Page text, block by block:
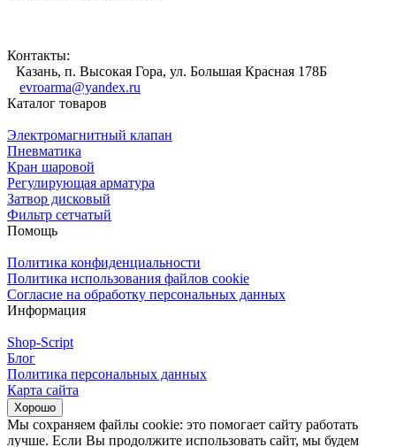
Контакты:
Казань, п. Высокая Гора, ул. Большая Красная 178Б
evroarma@yandex.ru
Каталог товаров
Электромагнитный клапан
Пневматика
Кран шаровой
Регулирующая арматура
Затвор дисковый
Фильтр сетчатый
Помощь
Политика конфиденциальности
Политика использования файлов cookie
Согласие на обработку персональных данных
Информация
Shop-Script
Блог
Политика персональных данных
Карта сайта
Хорошо
Мы сохраняем файлы cookie: это помогает сайту работать
лучше. Если Вы продолжите использовать сайт, мы будем